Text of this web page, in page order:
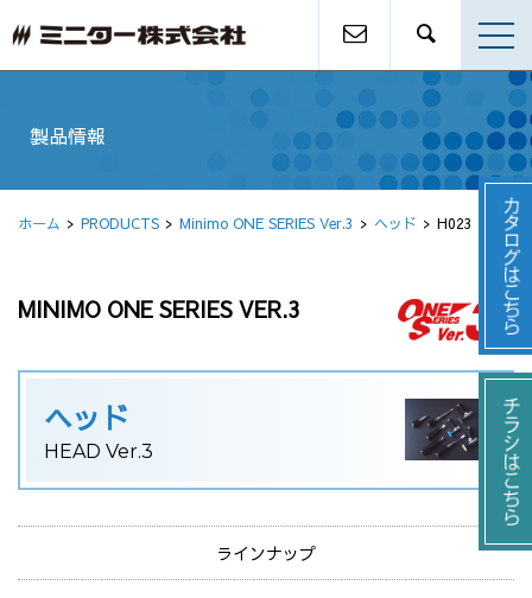
製品情報
ホーム PRODUCTS Minimo ONE SERIES Ver.3 ヘッド H023
MINIMO ONE SERIES VER.3
ヘッド
HEAD Ver.3
ラインナップ